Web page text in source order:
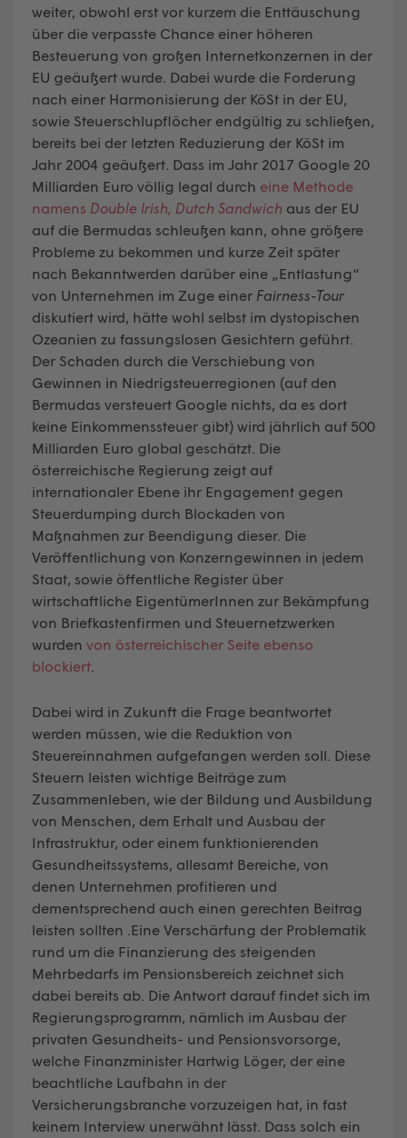
weiter, obwohl erst vor kurzem die Enttäuschung
über die verpasste Chance einer höheren
Besteuerung von großen Internetkonzernen in der
EU geäußert wurde. Dabei wurde die Forderung
nach einer Harmonisierung der KöSt in der EU,
sowie Steuerschlupflöcher endgültig zu schließen,
bereits bei der letzten Reduzierung der KöSt im
Jahr 2004 geäußert. Dass im Jahr 2017 Google 20
Milliarden Euro völlig legal durch eine Methode
namens Double Irish, Dutch Sandwich aus der EU
auf die Bermudas schleußen kann, ohne größere
Probleme zu bekommen und kurze Zeit später
nach Bekanntwerden darüber eine „Entlastung“
von Unternehmen im Zuge einer Fairness-Tour
diskutiert wird, hätte wohl selbst im dystopischen
Ozeanien zu fassungslosen Gesichtern geführt.
Der Schaden durch die Verschiebung von
Gewinnen in Niedrigsteuerregionen (auf den
Bermudas versteuert Google nichts, da es dort
keine Einkommenssteuer gibt) wird jährlich auf 500
Milliarden Euro global geschätzt. Die
österreichische Regierung zeigt auf
internationaler Ebene ihr Engagement gegen
Steuerdumping durch Blockaden von
Maßnahmen zur Beendigung dieser. Die
Veröffentlichung von Konzerngewinnen in jedem
Staat, sowie öffentliche Register über
wirtschaftliche EigentümerInnen zur Bekämpfung
von Briefkastenfirmen und Steuernetzwerken
wurden von österreichischer Seite ebenso
blockiert
Dabei wird in Zukunft die Frage beantwortet
werden müssen, wie die Reduktion von
Steuereinnahmen aufgefangen werden soll. Diese
Steuern leisten wichtige Beiträge zum
Zusammenleben, wie der Bildung und Ausbildung
von Menschen, dem Erhalt und Ausbau der
Infrastruktur, oder einem funktionierenden
Gesundheitssystems, allesamt Bereiche, von
denen Unternehmen profitieren und
dementsprechend auch einen gerechten Beitrag
leisten sollten .Eine Verschärfung der Problematik
rund um die Finanzierung des steigenden
Mehrbedarfs im Pensionsbereich zeichnet sich
dabei bereits ab. Die Antwort darauf findet sich im
Regierungsprogramm, nämlich im Ausbau der
privaten Gesundheits- und Pensionsvorsorge,
welche Finanzminister Hartwig Löger, der eine
beachtliche Laufbahn in der
Versicherungsbranche vorzuzeigen hat, in fast
keinem Interview unerwähnt lässt. Dass solch ein